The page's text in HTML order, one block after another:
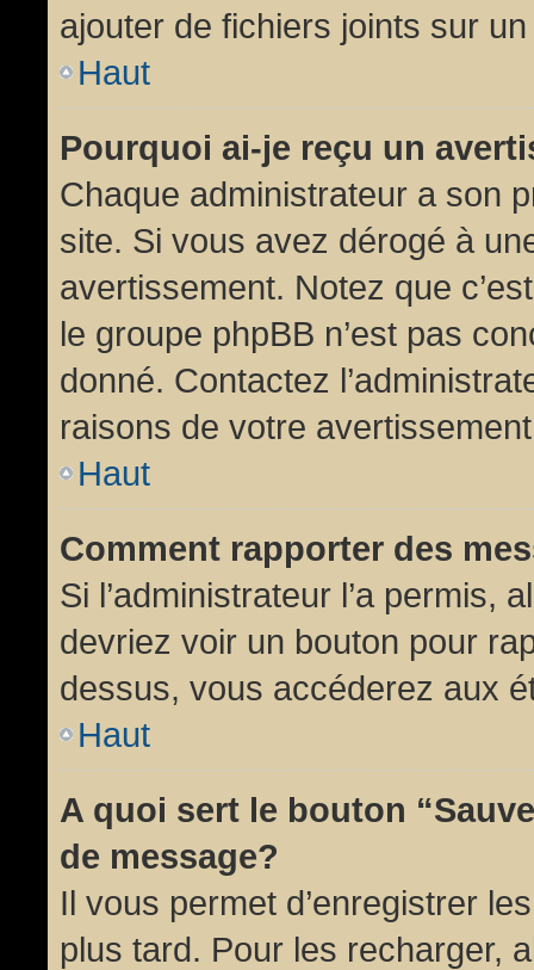
ajouter de fichiers joints sur
Haut
Pourquoi ai-je reçu un
Chaque administrateur a son
site. Si vous avez dérogé à
avertissement. Notez que
le groupe phpBB n’est pas
donné. Contactez
raisons de votre
Haut
Comment rapporter des
Si l’administrateur l’a permis,
devriez voir un bouton pour
dessus, vous accéderez aux
Haut
A quoi sert le bouton
de message?
Il vous permet d’enregistrer
plus tard. Pour les recharger,